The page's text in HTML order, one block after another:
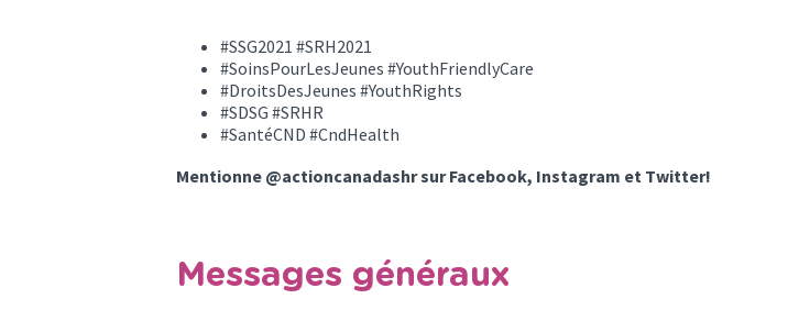
#SSG2021 #SRH2021
#SoinsPourLesJeunes #YouthFriendlyCare
#DroitsDesJeunes #YouthRights
#SDSG #SRHR
#SantéCND #CndHealth
Mentionne @actioncanadashr sur Facebook, Instagram et Twitter!
Messages généraux